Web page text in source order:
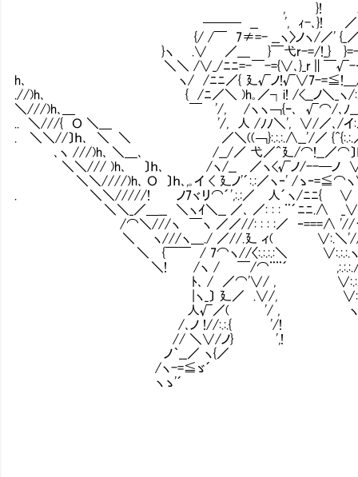
, }! ノ ヽ ､ -=}
─── __ ', ｨ-､}! ／ ＼
{/ /￣ 7≠=- __ヽ〉ノヽ/／' {_／
}ヽ .∨ ／＿ }￣弋r-=/!_} }=-// √ }
＼＼ /∨_/ﾆﾆ=-￣-={∨､}_r∥￣√-‐／廴/
h､ ヽ/ /ﾆﾆ／{ 廴√ノ!√∨7-=≦!＿/ ／⌒､
.//)h､ { /ﾆ／＼ )h｡／┐i! /<__ノ＼_ヽ/:.:.{
＼///)h､＿ ￣ '/, /ヽヽ￢{ｰ､ √⌒/､ﾉ__/＼
.. ＼///{ Ｏ ＼＿ '/, 人 /ﾉﾉ＼', ∨/／､/イ:.:.:.
. ＼＼//〕ｈ､ ＼ ＼ ／＼((￢}:.:.:.∧__'/／ {^{:.:.
､ヽ ///)h､ ＼＿､ /__/／ 弋／^廴/⌒!__／⌒〕ｈ､
＼＼/// )h､ 〕ｈ､ /ヽ/__ ／ヽ<√ノ/--─ノ
＼＼////)h､ Ｏ 〕ｈ､,｡イ < 廴ノ'´:.:／ヽ‐' /ゝ‐=≦⌒
. ＼＼/////! ノ7ヾリ⌒´',:.:／ 人´ヽ/ﾆﾆ{ ∨
＼＼_／＿__ ＼ヽｲ＼__ ／､ ／: : : ¨´ﾆﾆ.∧ _∨
/⌒＼///ヽ ￣ヽ ／／//: : : :／ ‐===∧ '//ヽ
＼ ヽ///ヽ＿./ ／//.廴 ィ( ∨:.＼'///ヽ
＼ {￣￣ / 7⌒ヽ//〈:.:.:.:＼ ∨:.:.:.ヽ
＼! /ヽ / ￣/⌒¨¨´
ﾄ､ / ／⌒'∨/ , ∨:.:.∧
|ヽ_〕 廴／ .∨/, ∨:.:.}∧¨ヽ ヽ
人√／( '/ , ヽ,/ ヽ＼､
/､ノ !//:.:.{ '/! ＼＼
// ＼∨/ノ} ',! ＼､
ノ｀__／ ヽ{／
/ヽ-=≦ゞ´ ∧
ヽゝ'´ ヽ